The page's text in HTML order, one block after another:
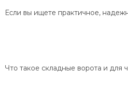
Если вы ищете практичное,
Что такое складные ворота и для